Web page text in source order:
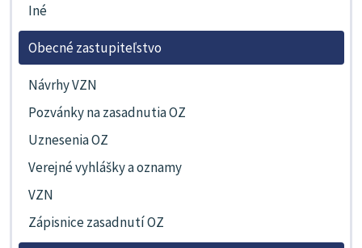
Iné
Obecné zastupiteľstvo
Návrhy VZN
Pozvánky na zasadnutia OZ
Uznesenia OZ
Verejné vyhlášky a oznamy
VZN
Zápisnice zasadnutí OZ